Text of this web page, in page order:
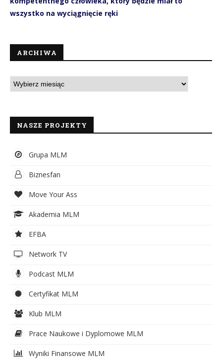
wszystko na wyciągnięcie ręki
ARCHIWA
NASZE PROJEKTY
Grupa MLM
Biznesfan
Move Your Ass
Akademia MLM
EFBA
Network TV
Podcast MLM
Certyfikat MLM
Klub MLM
Prace Naukowe i Dyplomowe MLM
Wyniki Finansowe MLM